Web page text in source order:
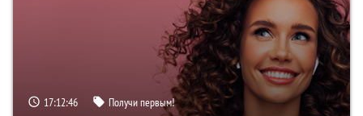
17:12:45 Получи первым!